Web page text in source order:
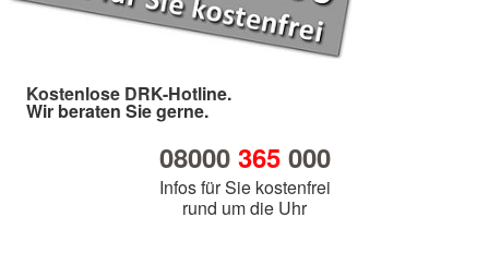
Kostenlose DRK-Hotline.
Wir beraten Sie gerne.
08000 365000
Infos für Sie kostenfrei
rund um die Uhr